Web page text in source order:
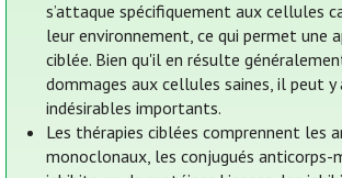
s’attaque spécifiquement aux cellules
leur environnement, ce qui permet une
ciblée. Bien qu'il en résulte
dommages aux cellules saines, il peut
indésirables importants.
Les thérapies ciblées comprennent les
monoclonaux, les conjugués anticorps-